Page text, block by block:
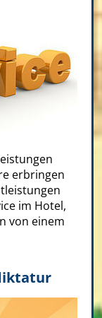
erbringen
im Hotel,
von einem